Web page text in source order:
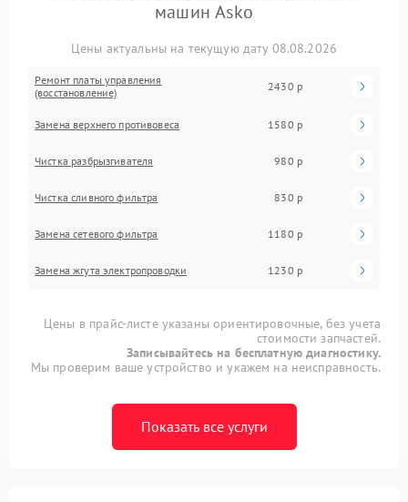
машин Asko
Цены актуальны на текущую дату 08.08.2026
Ремонт платы управления
(восстановление)
2430 р
Замена верхнего противовеса 1580 р
Чистка разбрызгивателя 980 р
Чистка сливного фильтра 830 р
Замена сетевого фильтра 1180 р
Замена жгута электропроводки 1230 р
Цены в прайс-листе указаны ориентировочные, без учета
стоимости запчастей.
Записывайтесь на бесплатную диагностику.
Мы проверим ваше устройство и укажем на неисправность.
Показать все услуги